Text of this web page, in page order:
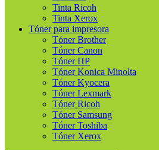
Tinta Ricoh
Tinta Xerox
Tóner para impresora
Tóner Brother
Tóner Canon
Tóner HP
Tóner Konica Minolta
Tóner Kyocera
Tóner Lexmark
Tóner Ricoh
Tóner Samsung
Tóner Toshiba
Tóner Xerox